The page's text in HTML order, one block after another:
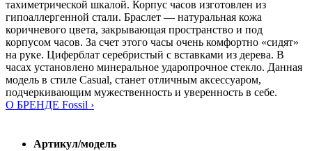
тахиметрической шкалой. Корпус часов изготовлен из
гипоаллергенной стали. Браслет — натуральная кожа
коричневого цвета, закрывающая пространство и под
корпусом часов. За счет этого часы очень комфортно «сидят»
на руке. Циферблат серебристый с вставками из дерева. В
часах установлено минеральное ударопрочное стекло. Данная
модель в стиле Casual, станет отличным аксессуаром,
подчеркивающим мужественность и уверенность в себе.
О БРЕНДЕ Fossil ›
Артикул/модель